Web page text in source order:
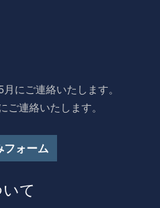
にご連絡いたします。
ご連絡いたします。
フォーム
て